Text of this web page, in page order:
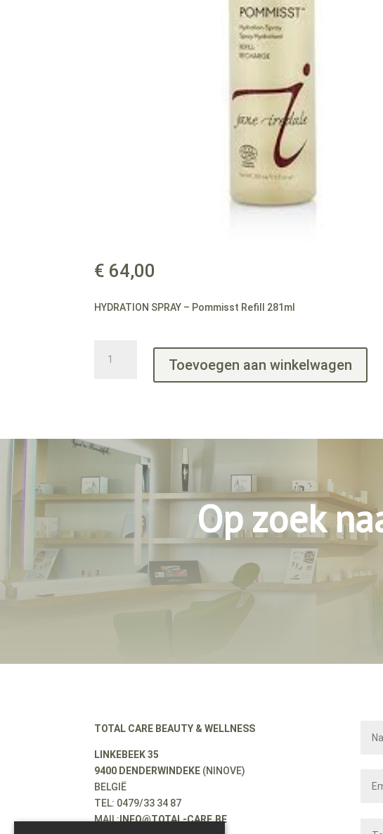
€ 64,00
HYDRATION SPRAY – Pommisst Refill 281ml
SPRAY
aantal
Toevoegen aan winkelwagen
Op zoek
TOTAL CARE BEAUTY & WELLNESS
LINKEBEEK 35
9400 DENDERWINDEKE (NINOVE)
BELGIË
TEL: 0479/33 34 87
MAIL:INFO@TOTAL-CARE.BE